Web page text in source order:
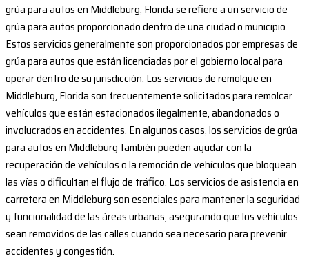
grúa para autos en Middleburg, Florida se refiere a un servicio de
grúa para autos proporcionado dentro de una ciudad o municipio.
Estos servicios generalmente son proporcionados por empresas de
grúa para autos que están licenciadas por el gobierno local para
operar dentro de su jurisdicción. Los servicios de remolque en
Middleburg, Florida son frecuentemente solicitados para remolcar
vehículos que están estacionados ilegalmente, abandonados o
involucrados en accidentes. En algunos casos, los servicios de grúa
para autos en Middleburg también pueden ayudar con la
recuperación de vehículos o la remoción de vehículos que bloquean
las vías o dificultan el flujo de tráfico. Los servicios de asistencia en
carretera en Middleburg son esenciales para mantener la seguridad
y funcionalidad de las áreas urbanas, asegurando que los vehículos
sean removidos de las calles cuando sea necesario para prevenir
accidentes y congestión.